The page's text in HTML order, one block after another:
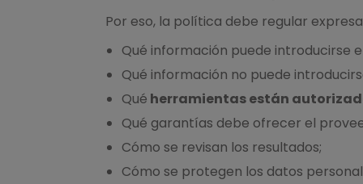
Por eso, la política debe regular
Qué información puede introducirse
Qué información no puede
Qué herramientas están
Qué garantías debe ofrecer el
Cómo se revisan los resultados;
Cómo se protegen los datos